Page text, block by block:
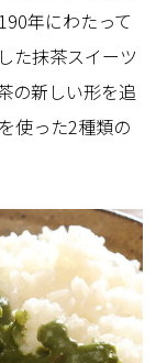
年にわたって
た抹茶スイーツ
の新しい形を追
使った2種類の